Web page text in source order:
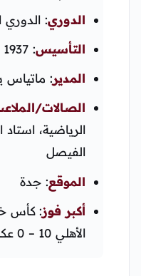
الدوري:
التأسيس: 1937
المدير: ماتياس
الصالات/
الرياضية،
الفيصل
الموقع: جدة
أكبر فوز: كأس
الأهلي 10 – 0 عكاظ